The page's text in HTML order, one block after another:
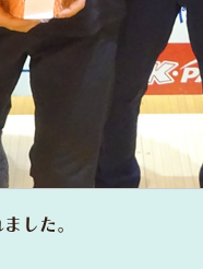
した。